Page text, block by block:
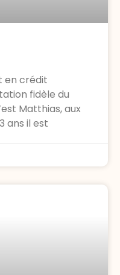
en crédit
fidèle du
Matthias, aux
ans il est